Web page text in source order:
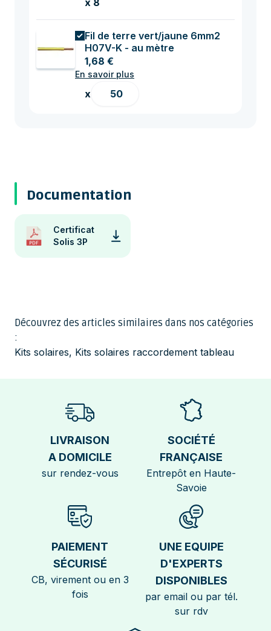
x 8
Fil de terre vert/jaune 6mm2
H07V-K - au mètre
1,68 €
En savoir plus
x
Documentation
Certificat
Solis 3P
Découvrez des articles similaires dans nos catégories
:
Kits solaires, Kits solaires raccordement tableau
LIVRAISON
A DOMICILE
sur rendez-vous
SOCIÉTÉ
FRANÇAISE
Entrepôt en Haute-
Savoie
PAIEMENT
SÉCURISÉ
CB, virement ou en 3
fois
UNE EQUIPE
D'EXPERTS
DISPONIBLES
par email ou par tél.
sur rdv